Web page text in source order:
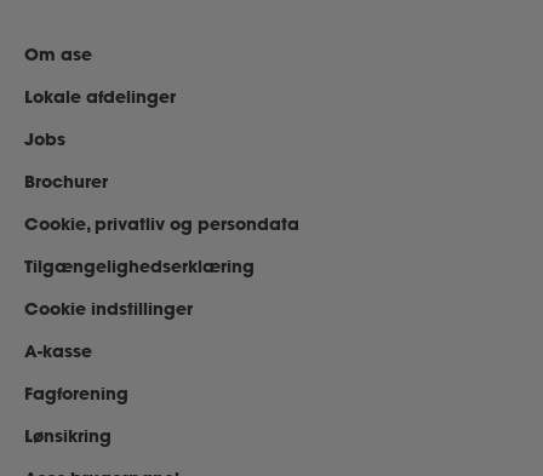
Om ase
Lokale afdelinger
Jobs
Brochurer
Cookie, privatliv og persondata
Tilgængelighedserklæring
Cookie indstillinger
A-kasse
Fagforening
Lønsikring